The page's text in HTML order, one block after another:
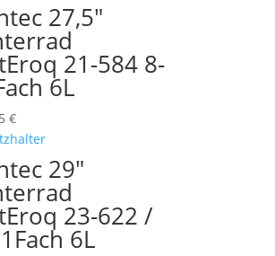
27,5″
21-584 8-
6L
€
29″
23-622 /
6L